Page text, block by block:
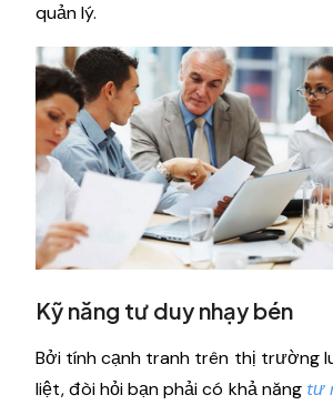
quản lý.
Kỹ năng tư duy nhạy bén
Bởi tính cạnh tranh trên thị trường
liệt, đòi hỏi bạn phải có khả năng tư